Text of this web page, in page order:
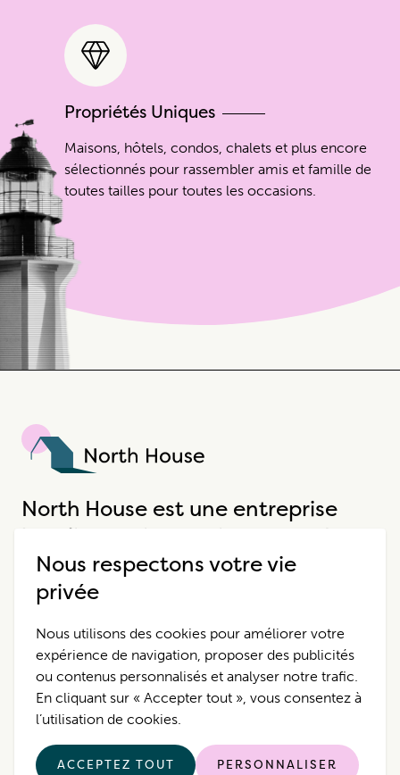
Propriétés Uniques
Maisons, hôtels, condos, chalets et plus encore
sélectionnés pour rassembler amis et famille de
toutes tailles pour toutes les occasions.
North House est une entreprise
hôtelière unique qui propose des
expériences extraordinaires.
Pour Nous Contacter
Propriétés
Politique de
Confidentialité
Qui Sommes-Nous?
Facebook Pinterest
Nous respectons votre vie
privée
Nous utilisons des cookies pour améliorer votre
expérience de navigation, proposer des publicités
ou contenus personnalisés et analyser notre trafic.
En cliquant sur « Accepter tout », vous consentez à
l’utilisation de cookies.
ACCEPTEZ TOUT PERSONNALISER